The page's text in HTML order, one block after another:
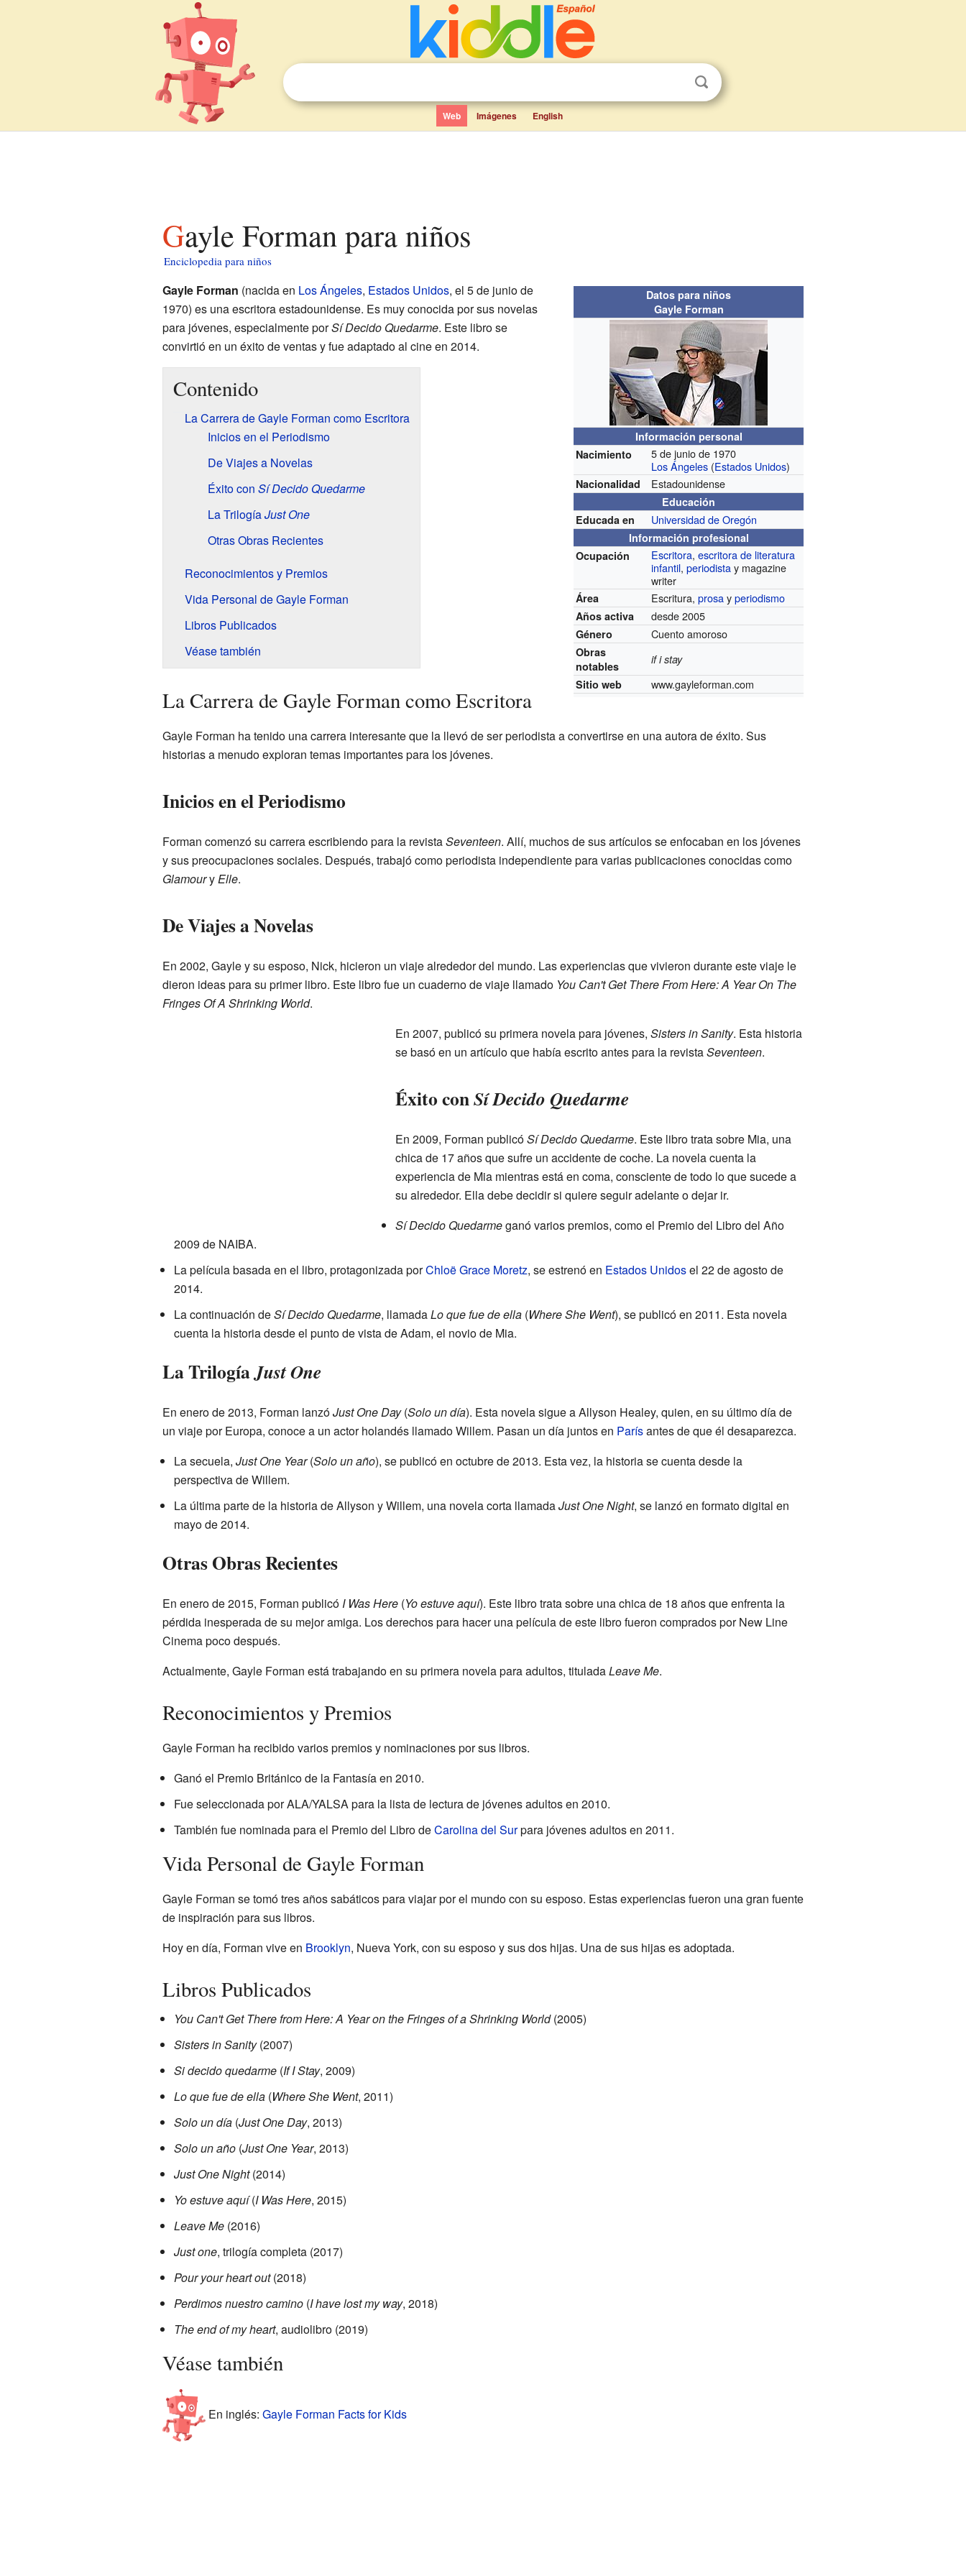
Web Imágenes English
Gayle Forman para niños
Enciclopedia para niños
Datos para niños
Gayle Forman
Información personal
Nacimiento
5 de junio de 1970
Los Ángeles (Estados Unidos)
Nacionalidad Estadounidense
Educación
Educada en
Universidad de Oregón
Información profesional
Ocupación
Escritora,escritora de literatura
infantil,periodistay magazine
writer
Área Escritura,prosayperiodismo
Años activa desde 2005
Género Cuento amoroso
Obras
notables
if i stay
Sitio web
www.gayleforman.com
Gayle Forman (nacida en Los Ángeles, Estados Unidos, el 5 de junio de
1970) es una escritora estadounidense. Es muy conocida por sus novelas
para jóvenes, especialmente porSí Decido Quedarme. Este libro se
convirtió en un éxito de ventas y fue adaptado al cine en 2014.
Contenido
La Carrera de Gayle Forman como Escritora
Inicios en el Periodismo
De Viajes a Novelas
Éxito con Sí Decido Quedarme
La TrilogíaJust One
Otras Obras Recientes
Reconocimientos y Premios
Vida Personal de Gayle Forman
Libros Publicados
Véase también
La Carrera de Gayle Forman como Escritora
Gayle Forman ha tenido una carrera interesante que la llevó de ser periodista a convertirse en una autora de éxito. Sus
historias a menudo exploran temas importantes para los jóvenes.
Inicios en el Periodismo
Forman comenzó su carrera escribiendo para la revistaSeventeen. Allí, muchos de sus artículos se enfocaban en los jóvenes
y sus preocupaciones sociales. Después, trabajó como periodista independiente para varias publicaciones conocidas como
GlamouryElle.
De Viajes a Novelas
En 2002, Gayle y su esposo, Nick, hicieron un viaje alrededor del mundo. Las experiencias que vivieron durante este viaje le
dieron ideas para su primer libro. Este libro fue un cuaderno de viaje llamado You Can't Get There From Here: A Year On The
Fringes Of A Shrinking World.
En 2007, publicó su primera novela para jóvenes, Sisters in Sanity. Esta historia
se basó en un artículo que había escrito antes para la revistaSeventeen.
Éxito conSí Decido Quedarme
En 2009, Forman publicóSí Decido Quedarme. Este libro trata sobre Mia, una
chica de 17 años que sufre un accidente de coche. La novela cuenta la
experiencia de Mia mientras está en coma, consciente de todo lo que sucede a
su alrededor. Ella debe decidir si quiere seguir adelante o dejar ir.
Sí Decido Quedarmeganó varios premios, como el Premio del Libro del Año
2009 de NAIBA.
La película basada en el libro, protagonizada porChloë Grace Moretz, se estrenó en Estados Unidosel 22 de agosto de
2014.
La continuación deSí Decido Quedarme, llamadaLo que fue de ella(Where She Went), se publicó en 2011. Esta novela
cuenta la historia desde el punto de vista de Adam, el novio de Mia.
La TrilogíaJust One
En enero de 2013, Forman lanzóJust One Day(Solo un día). Esta novela sigue a Allyson Healey, quien, en su último día de
un viaje por Europa, conoce a un actor holandés llamado Willem. Pasan un día juntos en Parísantes de que él desaparezca.
La secuela, Just One Year(Solo un año), se publicó en octubre de 2013. Esta vez, la historia se cuenta desde la
perspectiva de Willem.
La última parte de la historia de Allyson y Willem, una novela corta llamadaJust One Night, se lanzó en formato digital en
mayo de 2014.
Otras Obras Recientes
En enero de 2015, Forman publicó I Was Here(Yo estuve aquí). Este libro trata sobre una chica de 18 años que enfrenta la
pérdida inesperada de su mejor amiga. Los derechos para hacer una película de este libro fueron comprados por New Line
Cinema poco después.
Actualmente, Gayle Forman está trabajando en su primera novela para adultos, tituladaLeave Me.
Reconocimientos y Premios
Gayle Forman ha recibido varios premios y nominaciones por sus libros.
Ganó el Premio Británico de la Fantasía en 2010.
Fue seleccionada por ALA/YALSA para la lista de lectura de jóvenes adultos en 2010.
También fue nominada para el Premio del Libro deCarolina del Surpara jóvenes adultos en 2011.
Vida Personal de Gayle Forman
Gayle Forman se tomó tres años sabáticos para viajar por el mundo con su esposo. Estas experiencias fueron una gran fuente
de inspiración para sus libros.
Hoy en día, Forman vive en Brooklyn, Nueva York, con su esposo y sus dos hijas. Una de sus hijas es adoptada.
Libros Publicados
You Can't Get There from Here: A Year on the Fringes of a Shrinking World(2005)
Sisters in Sanity(2007)
Si decido quedarme(If I Stay, 2009)
Lo que fue de ella(Where She Went, 2011)
Solo un día(Just One Day, 2013)
Solo un año(Just One Year, 2013)
Just One Night(2014)
Yo estuve aquí(I Was Here, 2015)
Leave Me(2016)
Just one, trilogía completa (2017)
Pour your heart out(2018)
Perdimos nuestro camino(I have lost my way, 2018)
The end of my heart, audiolibro (2019)
Véase también
En inglés: Gayle Forman Facts for Kids